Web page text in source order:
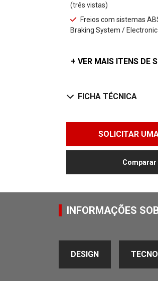
(três vistas)
Freios com sistemas
Braking System /
+ VER MAIS ITENS DE
FICHA TÉCNICA
SOLICITAR
Comparar
INFORMAÇÕES
DESIGN